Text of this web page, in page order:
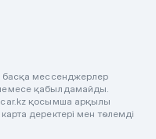
басқа мессенджерлер
қабылдамайды.
қосымша арқылы
деректері мен төлемді